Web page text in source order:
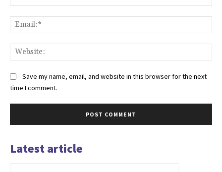
Save my name, email, and website in this browser for the next
time I comment.
Latest article